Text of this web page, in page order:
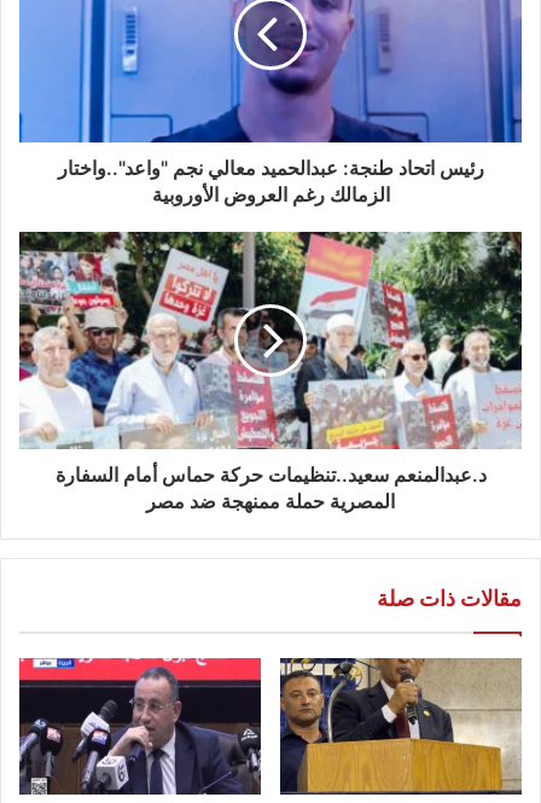
رئيس اتحاد طنجة: عبدالحميد معالي نجم "واعد"..واختار
الزمالك رغم العروض الأوروبية
د.عبدالمنعم سعيد..تنظيمات حركة حماس أمام السفارة
المصرية حملة ممنهجة ضد مصر
مقالات ذات صلة